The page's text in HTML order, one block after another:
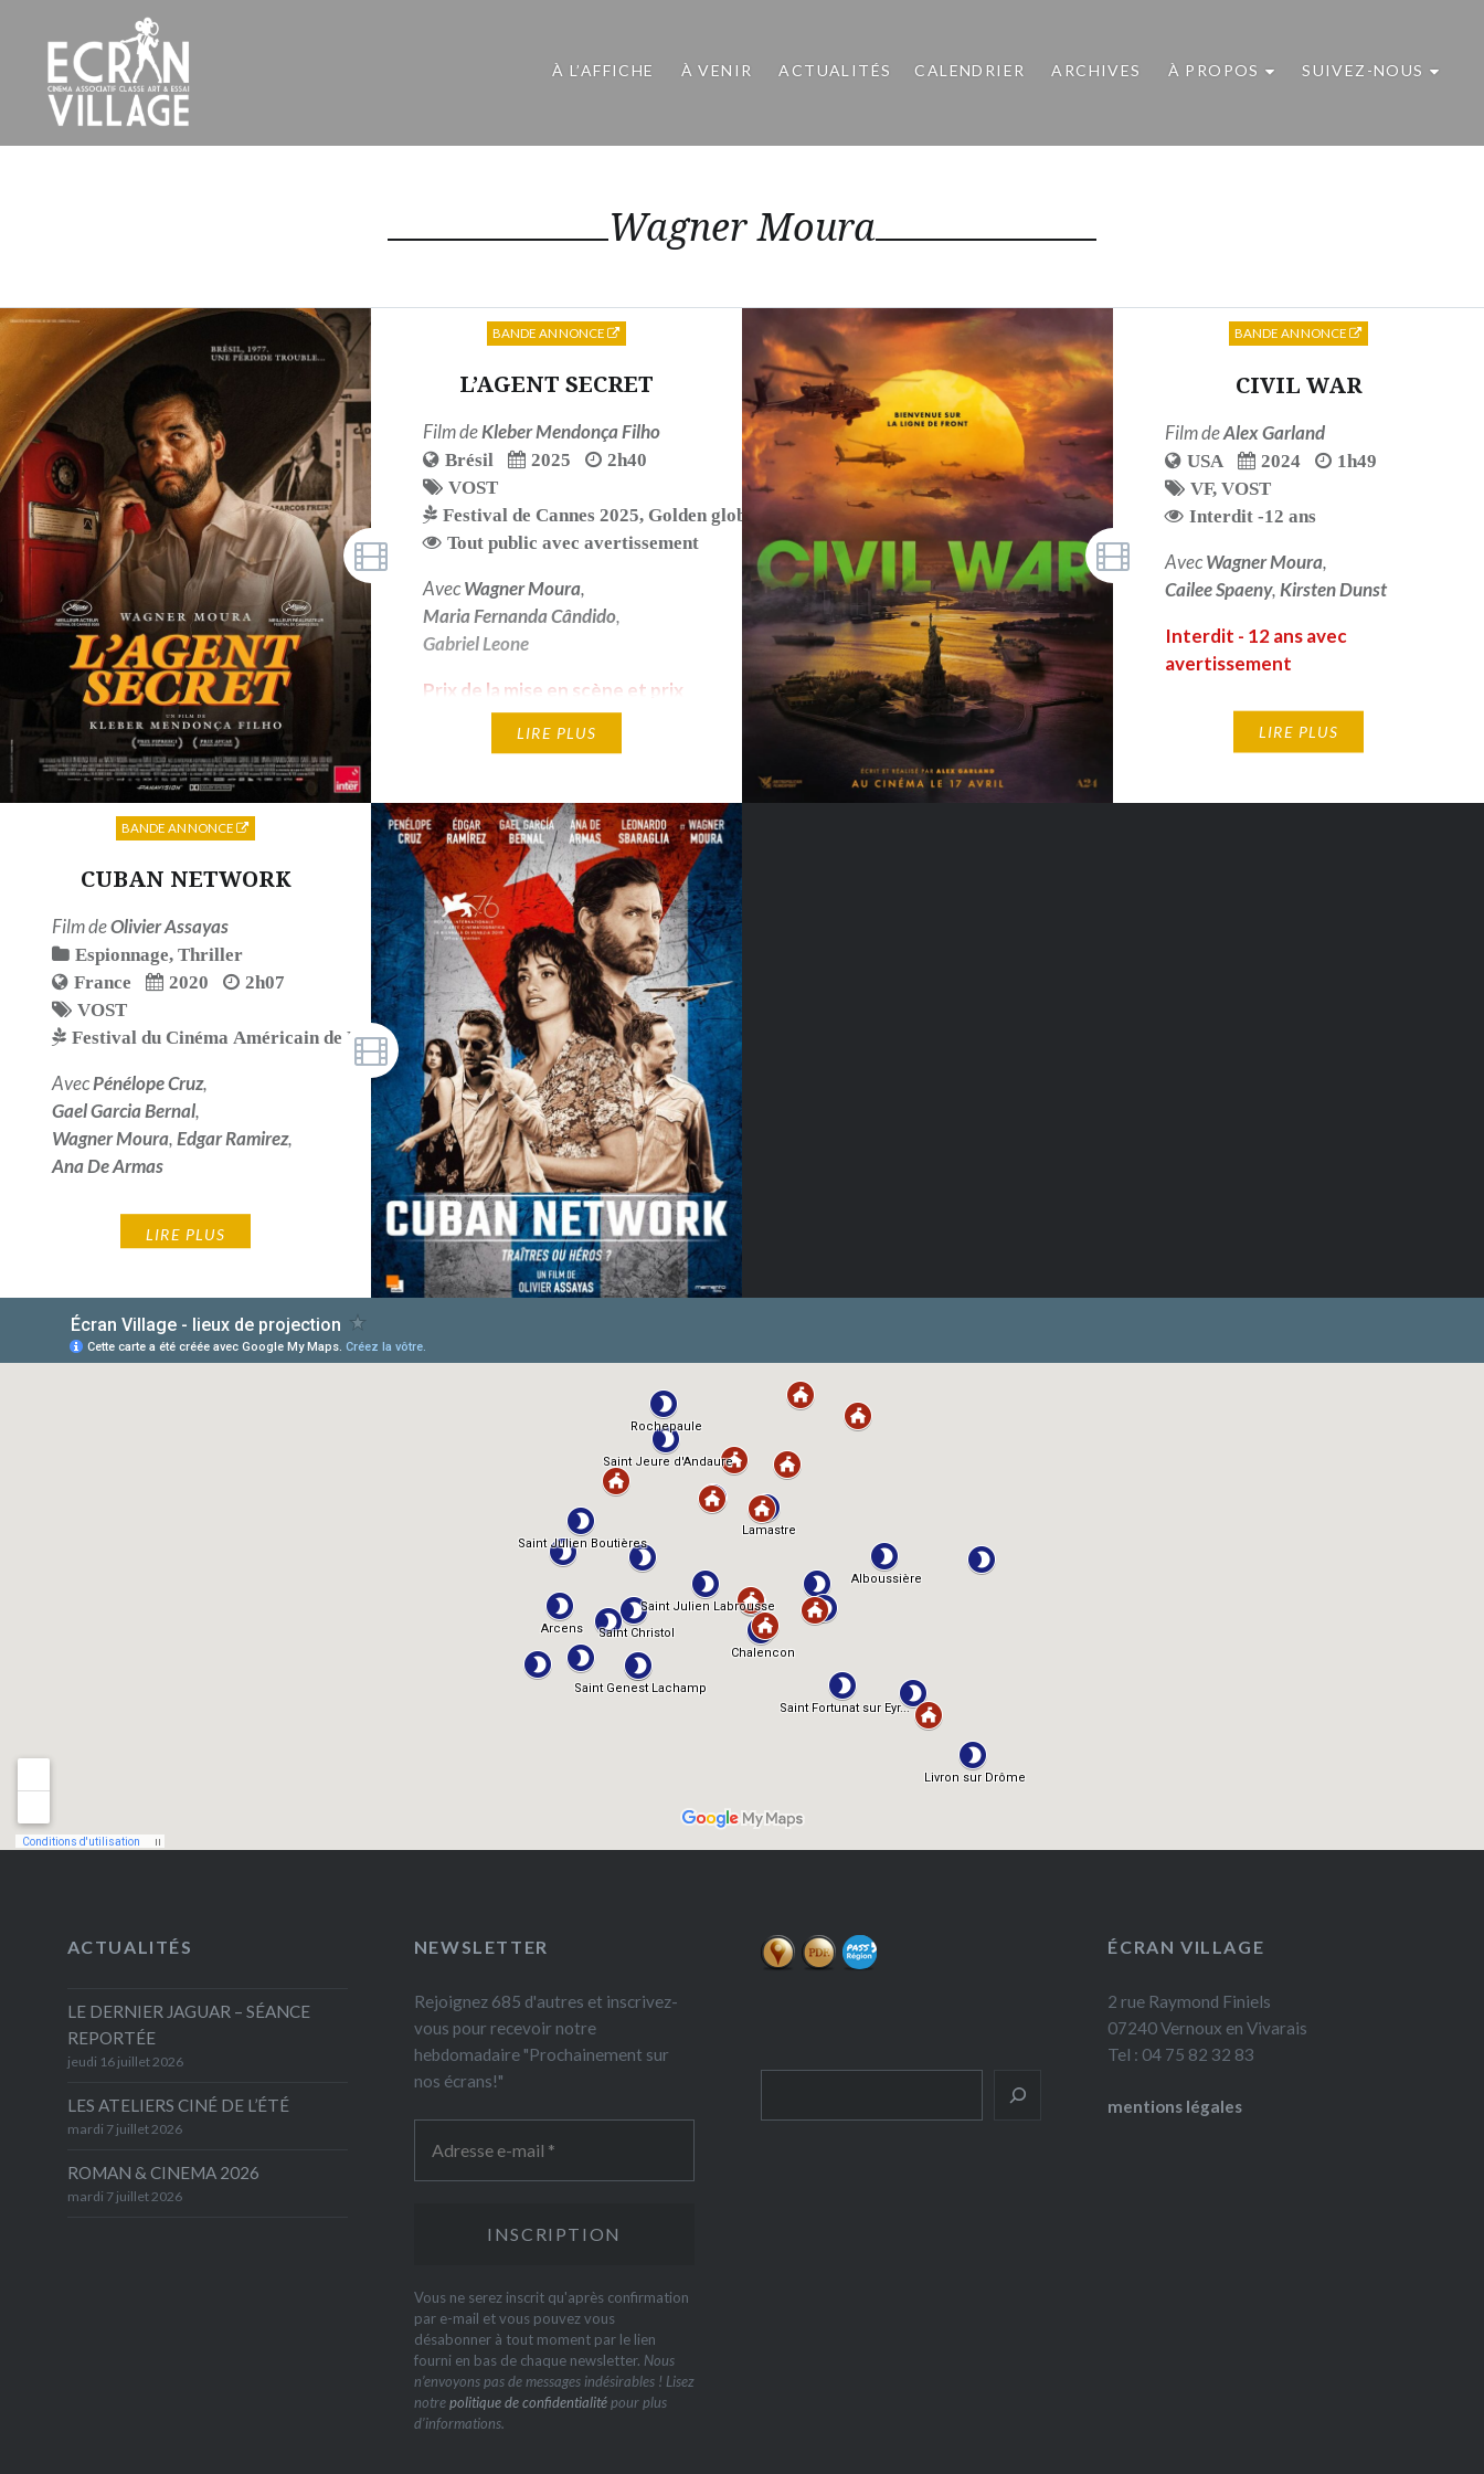
contenu
principal
ÉCRAN VILLAGE
À L’AFFICHE À VENIR ACTUALITÉS CALENDRIER ARCHIVES À PROPOS SUIVEZ-NOUS
Wagner Moura
L’AGENT SECRET
Film deKleber Mendonça Filho
Brésil 2025
2h40
VOST
Festival de Cannes 2025, Golden globe 2026
Tout public avec avertissement
AvecWagner Moura,
Maria Fernanda Cândido,
Gabriel Leone
Prix de la mise en scène et prix
d'interprétation masculine -
Festival de Cannes 2025
LIRE PLUS
BANDE ANNONCE
CIVIL WAR
Film deAlex Garland
USA 2024
1h49
VF,VOST
Interdit -12 ans
AvecWagner Moura,
Cailee Spaeny,Kirsten Dunst
Interdit - 12 ans avec
avertissement
LIRE PLUS
BANDE ANNONCE
CUBAN NETWORK
Film deOlivier Assayas
Espionnage,Thriller
France
2020
2h07
VOST
Festival du Cinéma Américain de Deauville 2019,Mostra de Venise 2019
AvecPénélope Cruz,
Gael Garcia Bernal,
Wagner Moura,Edgar Ramirez,
Ana De Armas
LIRE PLUS
BANDE ANNONCE
ACTUALITÉS
LE DERNIER JAGUAR – SÉANCE
REPORTÉE
jeudi 16 juillet 2026
LES ATELIERS CINÉ DE L’ÉTÉ
mardi 7 juillet 2026
ROMAN & CINEMA 2026
mardi 7 juillet 2026
NEWSLETTER
Rejoignez 685 d'autres et inscrivez-
vous pour recevoir notre
hebdomadaire "Prochainement sur
nos écrans!"
Vous ne serez inscrit qu'après confirmation
par e-mail et vous pouvez vous
désabonner à tout moment par le lien
fourni en bas de chaque newsletter. Nous
n’envoyons pas de messages indésirables ! Lisez
notrepolitique de confidentialitépour plus
d’informations.
ÉCRAN VILLAGE
2 rue Raymond Finiels
07240 Vernoux en Vivarais
Tel : 04 75 82 32 83
mentions légales